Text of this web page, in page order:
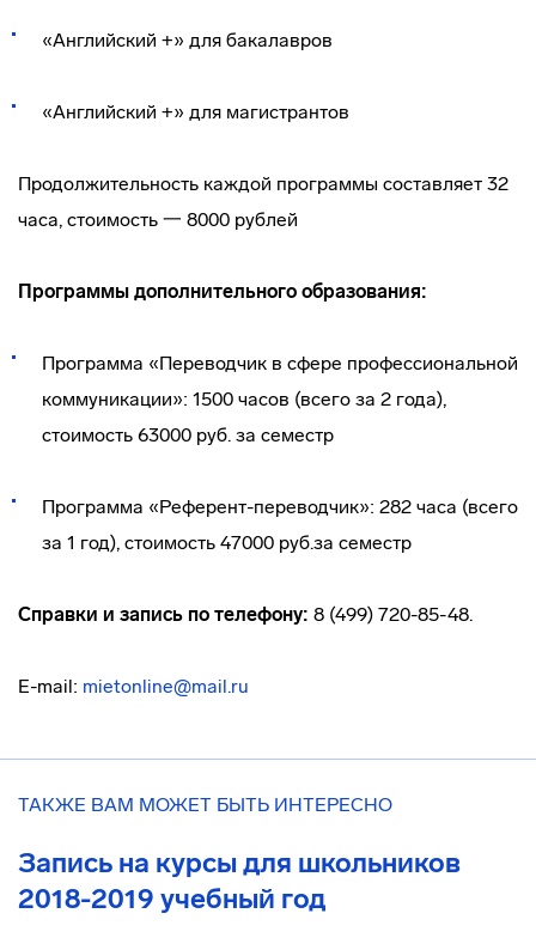
«Английский +» для бакалавров
«Английский +» для магистрантов
Продолжительность каждой программы составляет 32
часа, стоимость 一 8000 рублей
Программы дополнительного образования:
Программа «Переводчик в сфере профессиональной
коммуникации»: 1500 часов (всего за 2 года),
стоимость 63000 руб. за семестр
Программа «Референт-переводчик»: 282 часа (всего
за 1 год), стоимость 47000 руб.за семестр
Справки и запись по телефону: 8 (499) 720-85-48.
E-mail: mietonline@mail.ru
ТАКЖЕ ВАМ МОЖЕТ БЫТЬ ИНТЕРЕСНО
Запись на курсы для школьников
2018-2019 учебный год